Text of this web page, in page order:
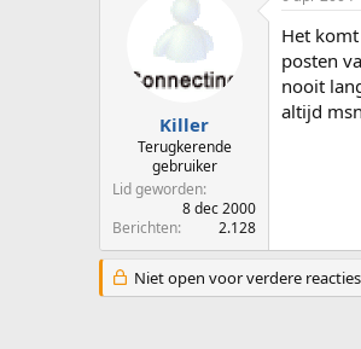
Killer
Terugkerende
gebruiker
Lid geworden
8 dec 2000
Berichten
2.128
Het
posten
nooit
altijd
Niet open voor verdere